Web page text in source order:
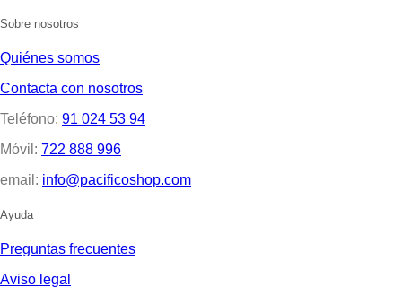
Sobre nosotros
Quiénes somos
Contacta con nosotros
Teléfono: 91 024 53 94
Móvil: 722 888 996
email: info@pacificoshop.com
Ayuda
Preguntas frecuentes
Aviso legal